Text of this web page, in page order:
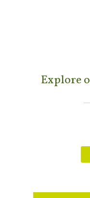
Explore